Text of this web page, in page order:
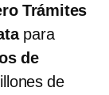
Trámites
para
de
de